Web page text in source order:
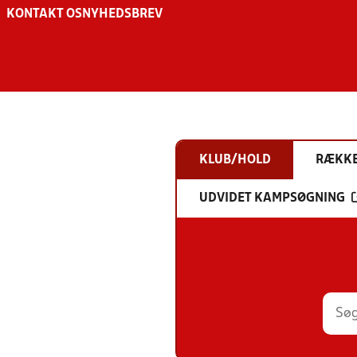
KONTAKT OS NYHEDSBREV
KLUB/HOLD
UDVIDET KAMPSØGNING